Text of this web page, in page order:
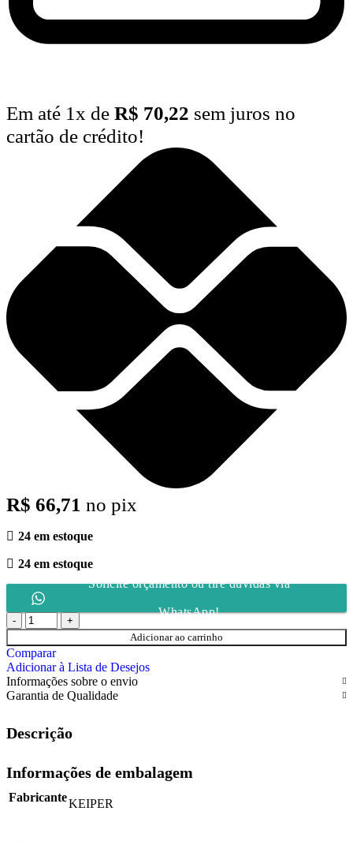
Em até 1x de R$ 70,22 sem juros no
cartão de crédito!
R$ 66,71 no pix
24 em estoque
24 em estoque
Solicite orçamento ou tire dúvidas via
WhatsApp!
Adicionar ao carrinho
Comparar
Adicionar à Lista de Desejos
Informações sobre o envio
Garantia de Qualidade
Descrição
Informações de embalagem
FabricanteKEIPER